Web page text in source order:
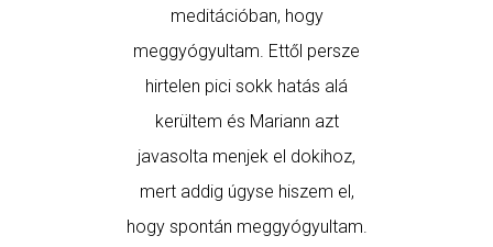
meditációban, hogy
meggyógyultam. Ettől persze
hirtelen pici sokk hatás alá
kerültem és Mariann azt
javasolta menjek el dokihoz,
mert addig úgyse hiszem el,
hogy spontán meggyógyultam.